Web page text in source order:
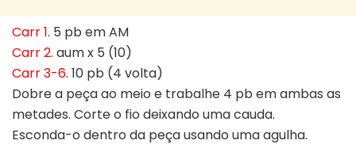
Carr 1. 5 pb em AM
Carr 2. aum x 5 (10)
Carr 3-6. 10 pb (4 volta)
Dobre a peça ao meio e trabalhe 4 pb em ambas as
metades. Corte o fio deixando uma cauda.
Esconda-o dentro da peça usando uma agulha.